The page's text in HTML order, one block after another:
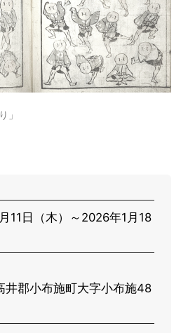
」
11日（木）～2026年1月18
井郡小布施町大字小布施48